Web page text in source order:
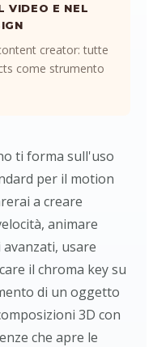
VIDEO E NEL
creator: tutte
come strumento
ti forma sull'uso
per il motion
a creare
animare
usare
il chroma key su
di un oggetto
3D con
che apre le